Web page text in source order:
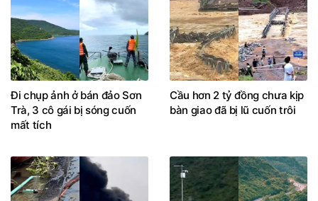
Đi chụp ảnh ở bán đảo Sơn
Trà, 3 cô gái bị sóng cuốn
mất tích
Cầu hơn 2 tỷ đồng chưa kịp
bàn giao đã bị lũ cuốn trôi